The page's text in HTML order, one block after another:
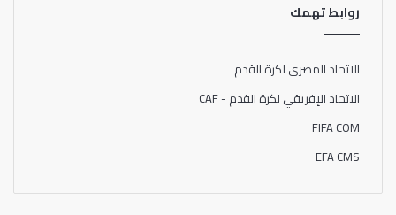
روابط تهمك
الاتحاد المصرى لكرة القدم
الاتحاد الإفريقي لكرة القدم - CAF
FIFA COM
EFA CMS